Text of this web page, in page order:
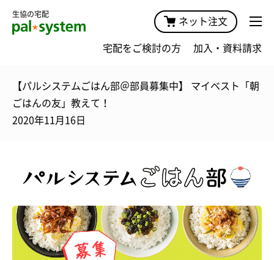
生協の宅配
ネット注文
宅配をご検討の方 加入・資料請求
【パルシステムごはん部＠部員募集中】 マイベスト「朝
ごはんの友」教えて！
2020年11月16日